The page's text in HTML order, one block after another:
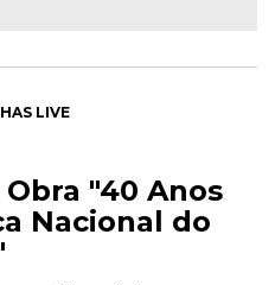
LIVE
"40 Anos
Nacional do